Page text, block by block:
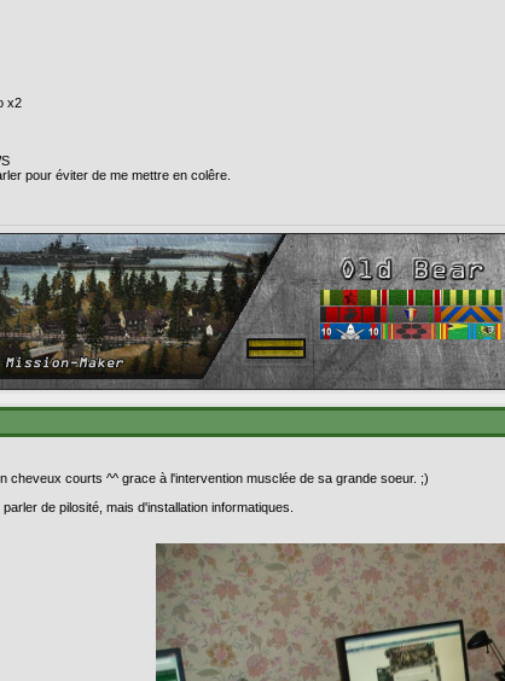
x2
pour éviter de me mettre en colêre.
cheveux courts ^^ grace à l'intervention musclée de sa grande soeur. ;)
de pilosité, mais d'installation informatiques.